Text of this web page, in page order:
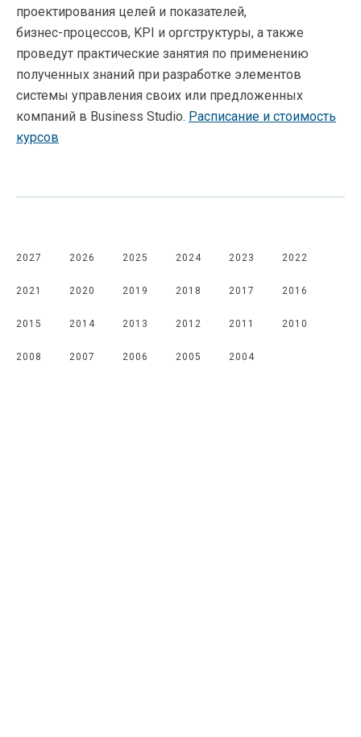
проектирования целей и показателей,
бизнес-процессов, KPI и оргструктуры, а также
проведут практические занятия по применению
полученных знаний при разработке элементов
системы управления своих или предложенных
компаний в Business Studio. Расписание и стоимость
курсов
2027 2026 2025 2024 2023 2022
2021 2020 2019 2018 2017 2016
2015 2014 2013 2012 2011 2010
2008 2007 2006 2005 2004